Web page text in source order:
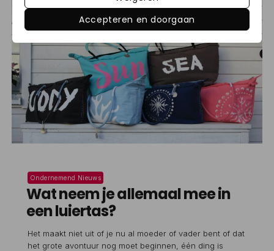
Ondernemend Nieuws
Wat neem je allemaal mee in
een luiertas?
Het maakt niet uit of je nu al moeder of vader bent of dat
het grote avontuur nog moet beginnen, één ding is
Accepteren en doorgaan